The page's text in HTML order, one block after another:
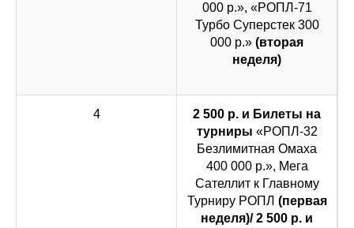
000 р.», «РОПЛ-71
Турбо Суперстек 300
000 р.» (вторая
неделя)
4
2 500 р. и Билеты на
турниры «РОПЛ-32
Безлимитная Омаха
400 000 р.», Мега
Сателлит к Главному
Турниру РОПЛ (первая
неделя)/ 2 500 р. и